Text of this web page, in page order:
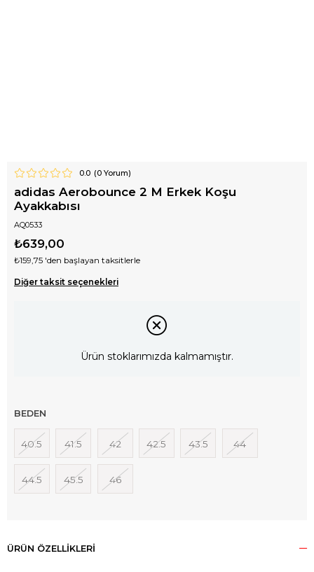
0.0 (0Yorum)
adidas Aerobounce 2 M Erkek Koşu
Ayakkabısı
AQ0533
₺639,00
₺159,75 'den başlayan taksitlerle
Diğer taksit seçenekleri
Ürün stoklarımızda kalmamıştır.
BEDEN
40.5 41.5 42 42.5 43.5 44
44.5 45.5 46
ÜRÜN ÖZELLIKLERI